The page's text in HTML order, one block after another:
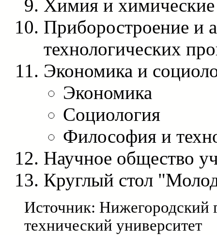
Химия и химические
Приборостроение и
технологических
Экономика и
Экономика
Социология
Философия и
Научное общество
Круглый стол
Источник: Нижегородский
технический университет